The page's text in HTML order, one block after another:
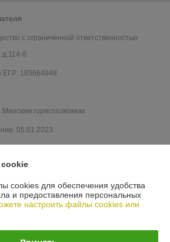
с ограниченной ответственностью
д.114-8
ЕГР: 193664948
Минским горисполкомом
05.01.2023
cookies для обеспечения удобства
и предоставления персональных
настроить файлы cookies или